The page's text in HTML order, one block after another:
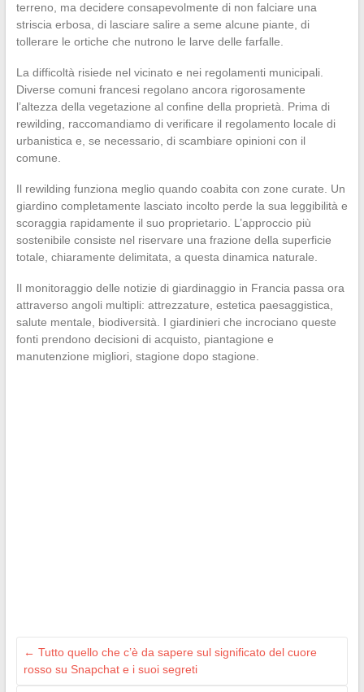
terreno, ma decidere consapevolmente di non falciare una
striscia erbosa, di lasciare salire a seme alcune piante, di
tollerare le ortiche che nutrono le larve delle farfalle.
La difficoltà risiede nel vicinato e nei regolamenti municipali.
Diverse comuni francesi regolano ancora rigorosamente
l’altezza della vegetazione al confine della proprietà. Prima di
rewilding, raccomandiamo di verificare il regolamento locale di
urbanistica e, se necessario, di scambiare opinioni con il
comune.
Il rewilding funziona meglio quando coabita con zone curate. Un
giardino completamente lasciato incolto perde la sua leggibilità e
scoraggia rapidamente il suo proprietario. L’approccio più
sostenibile consiste nel riservare una frazione della superficie
totale, chiaramente delimitata, a questa dinamica naturale.
Il monitoraggio delle notizie di giardinaggio in Francia passa ora
attraverso angoli multipli: attrezzature, estetica paesaggistica,
salute mentale, biodiversità. I giardinieri che incrociano queste
fonti prendono decisioni di acquisto, piantagione e
manutenzione migliori, stagione dopo stagione.
← Tutto quello che c’è da sapere sul significato del cuore
rosso su Snapchat e i suoi segreti